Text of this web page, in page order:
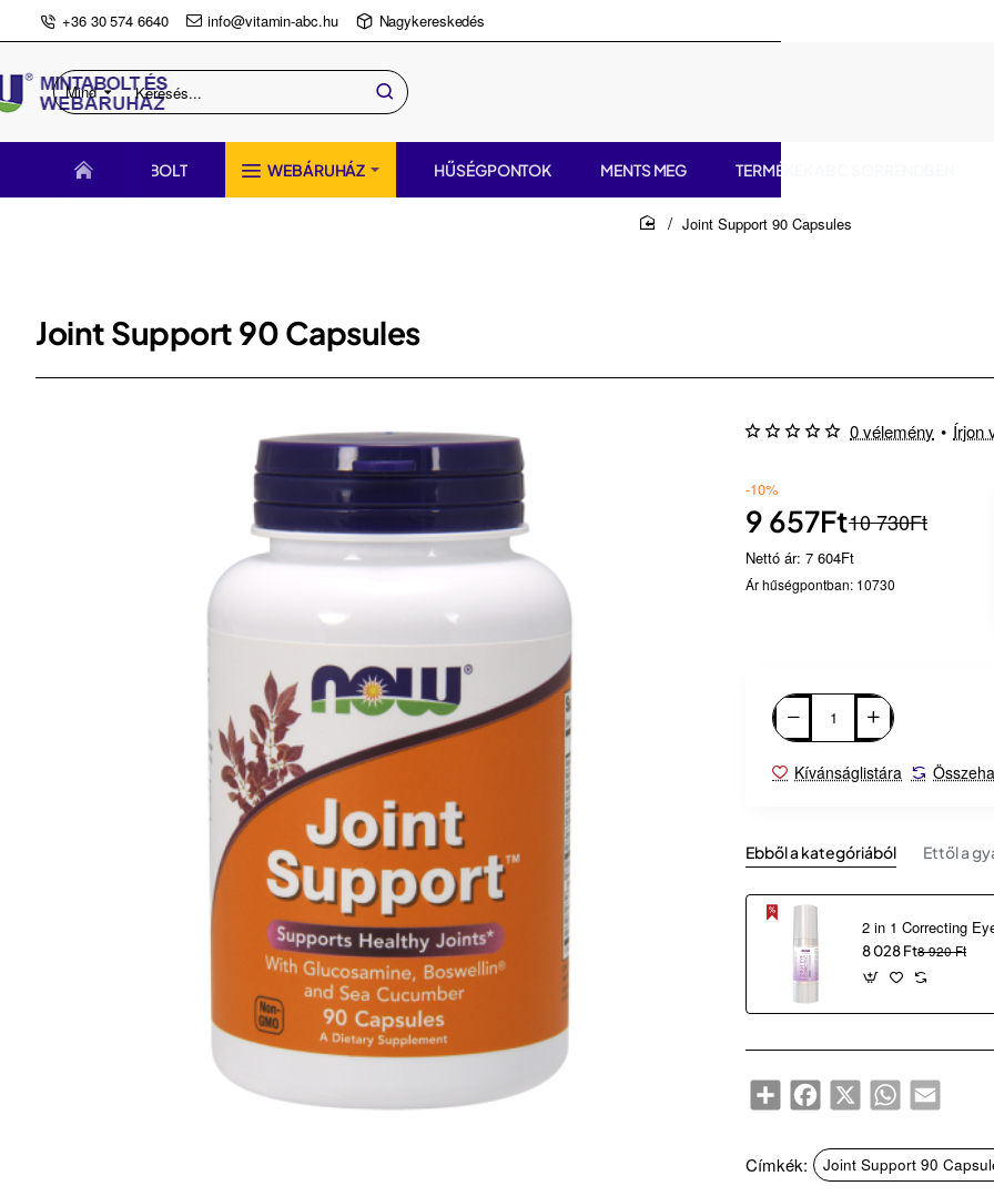
+36 30 574 6640 info@vitamin-abc.hu Nagykereskedés
Mind
Keresés...
BOLT WEBÁRUHÁZ HŰSÉGPONTOK MENTS MEG TERMÉKEK ABC SORRENDBEN
Joint Support 90 Capsules
Joint Support 90 Capsules
0 vélemény • Írjon
-10%
9 657Ft10 730Ft
Nettó ár: 7 604Ft
Ár hűségpontban: 10730
Kívánságlistára
Ebből a kategóriából Ettől a
8 028 Ft8 920 Ft
ShareFacebook
X WhatsAppEmail
Címkék: Joint Support 90